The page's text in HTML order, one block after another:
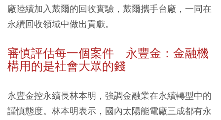
廠陸續加入戴爾的回收實驗，戴爾攜手台廠，一同在
永續回收領域中做出貢獻。
審慎評估每一個案件 永豐金：金融機
構用的是社會大眾的錢
永豐金控永續長林本明，強調金融業在永續轉型中的
謹慎態度。林本明表示，國內太陽能電廠三成都有永